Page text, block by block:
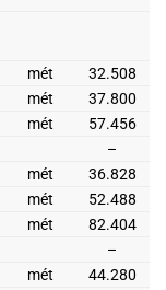
mét
32.508
mét
37.800
mét
57.456
–
mét
36.828
mét
52.488
mét
82.404
–
mét
44.280